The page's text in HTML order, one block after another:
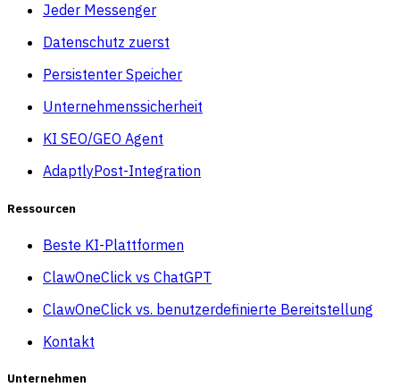
Jeder Messenger
Datenschutz zuerst
Persistenter Speicher
Unternehmenssicherheit
KI SEO/GEO Agent
AdaptlyPost-Integration
Ressourcen
Beste KI-Plattformen
ClawOneClick vs ChatGPT
ClawOneClick vs. benutzerdefinierte Bereitstellung
Kontakt
Unternehmen